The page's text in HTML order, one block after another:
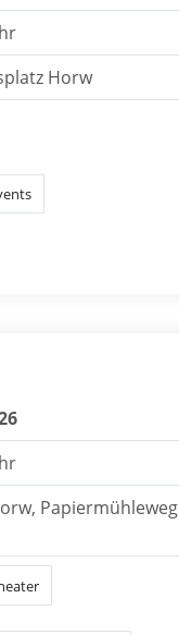
Horw
Papiermühleweg